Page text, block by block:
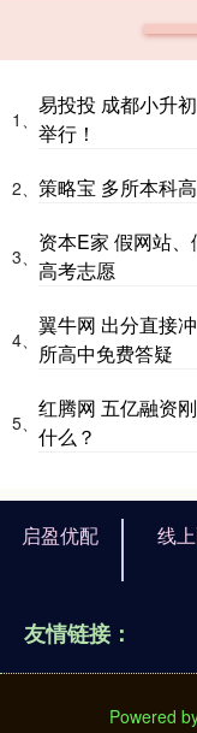
1、
易投投 成都小升
举行！
2、 策略宝 多所本科
3、
资本E家 假网站
高考志愿
4、
翼牛网 出分直接
所高中免费答疑
5、
红腾网 五亿融资
什么？
启盈优配 线
友情链接：
Powered